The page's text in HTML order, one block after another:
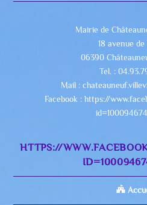
Mairie de
18 avenue de
06390
Tel. :
Mail :
Facebook : https://
HTTPS://